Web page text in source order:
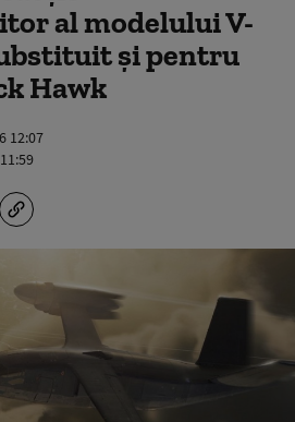
al modelului V-
și pentru
Hawk
12:07